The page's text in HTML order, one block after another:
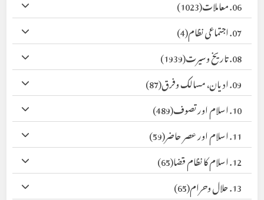
06. معاملات
(1023)
07. اجتماعی نظام
(4)
08. تاریخ وسیرت
(1939)
09. ادیان، مسالک وفرق
(87)
10. اسلام اور تصوف
(489)
11. اسلام اور عصر حاضر
(59)
12. اسلام کا نظام قضا
(65)
13. حلال وحرام
(65)